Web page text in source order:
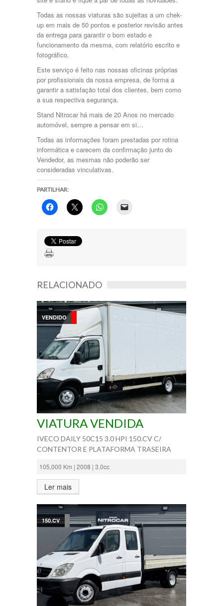
Todas as nossas viaturas são sujeitas a um chek-
up em mais de 50 pontos e posterior revisão antes
da entrega para garantir o bom estado e
funcionamento da mesma, com relatório escrito e
fotográfico.
Este serviço é feito nas nossas oficinas próprias
por profissionais da nossa empresa, de forma a
garantir a satisfação total dos clientes, bem como
a sua respectiva segurança.
Stand Nitrocar há mais de 20 Anos no mercado
automóvel, sempre a pensar em si…
Todas as informações foram prestadas por rotina
informática e carecem da confirmação junto do
Vendedor, as mesmas não poderão ser
consideradas vinculativas.
PARTILHAR:
RELACIONADO
VENDIDO
VIATURA VENDIDA
IVECO DAILY 50C15 3.0 HPI 150.CV C/
CONTENTOR E PLATAFORMA TRASEIRA
105,000 Km | 2008 | 3.0cc
Ler mais
150.CV